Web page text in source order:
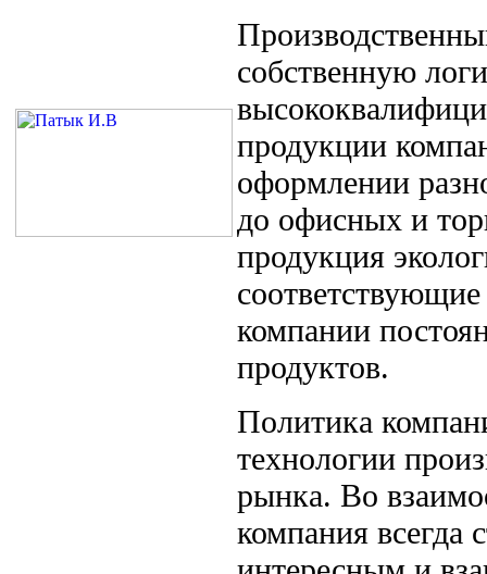
собственную
продукции
оформлении
до офисных и
продукция
компании
продуктов.
Политика
технологии
рынка. Во
компания всегда